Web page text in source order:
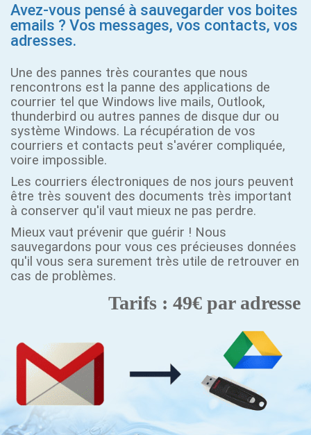
Avez-vous pensé à sauvegarder vos boites
emails ? Vos messages, vos contacts, vos
adresses.
Une des pannes très courantes que nous
rencontrons est la panne des applications de
courrier tel que Windows live mails, Outlook,
thunderbird ou autres pannes de disque dur ou
système Windows. La récupération de vos
courriers et contacts peut s'avérer compliquée,
voire impossible.
Les courriers électroniques de nos jours peuvent
être très souvent des documents très important
à conserver qu'il vaut mieux ne pas perdre.
Mieux vaut prévenir que guérir ! Nous
sauvegardons pour vous ces précieuses données
qu'il vous sera surement très utile de retrouver en
cas de problèmes.
Tarifs : 49€ par adresse